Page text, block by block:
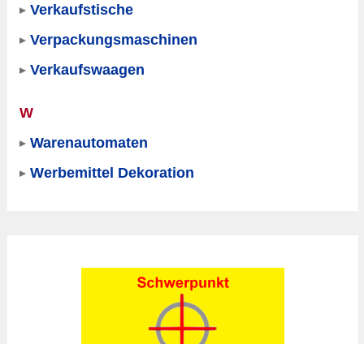
Verkaufstische
Verpackungsmaschinen
Verkaufswaagen
W
Warenautomaten
Werbemittel Dekoration